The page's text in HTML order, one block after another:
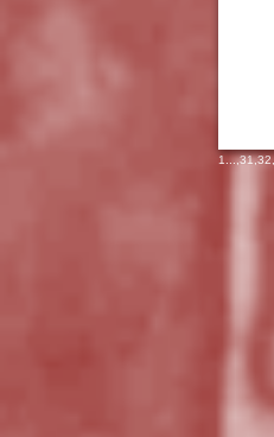
1 ...,31,32,